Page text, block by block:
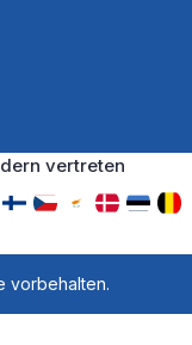
vertreten
vorbehalten.